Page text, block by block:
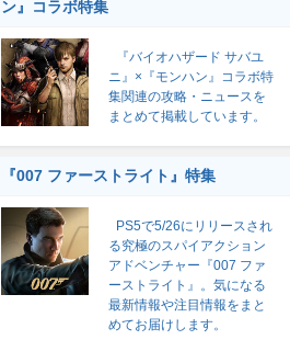
ン』コラボ特集
『バイオハザード サバユ
ニ』×『モンハン』コラボ特
集関連の攻略・ニュースを
まとめて掲載しています。
『007 ファーストライト』特集
PS5で5/26にリリースされ
る究極のスパイアクション
アドベンチャー『007 ファ
ーストライト』。気になる
最新情報や注目情報をまと
めてお届けします。